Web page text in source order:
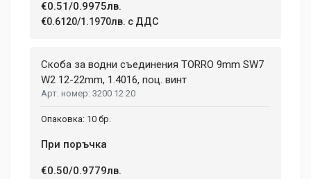
Your Name
Email Address
€0.51/0.9975лв.
€0.6120/1.1970лв. с ДДС
Скоба за водни съединения TORRО 9mm SW7
W2 12-22mm, 1.4016, поц. винт
3200 12 20
10 бр.
При поръчка
€0.50/0.9779лв.